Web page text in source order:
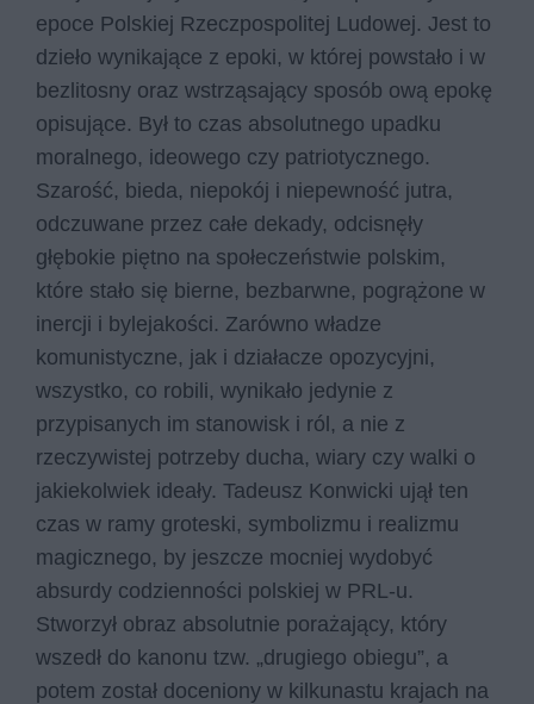
epoce Polskiej Rzeczpospolitej Ludowej. Jest to
dzieło wynikające z epoki, w której powstało i w
bezlitosny oraz wstrząsający sposób ową epokę
opisujące. Był to czas absolutnego upadku
moralnego, ideowego czy patriotycznego.
Szarość, bieda, niepokój i niepewność jutra,
odczuwane przez całe dekady, odcisnęły
głębokie piętno na społeczeństwie polskim,
które stało się bierne, bezbarwne, pogrążone w
inercji i bylejakości. Zarówno władze
komunistyczne, jak i działacze opozycyjni,
wszystko, co robili, wynikało jedynie z
przypisanych im stanowisk i ról, a nie z
rzeczywistej potrzeby ducha, wiary czy walki o
jakiekolwiek ideały. Tadeusz Konwicki ujął ten
czas w ramy groteski, symbolizmu i realizmu
magicznego, by jeszcze mocniej wydobyć
absurdy codzienności polskiej w PRL-u.
Stworzył obraz absolutnie porażający, który
wszedł do kanonu tzw. „drugiego obiegu”, a
potem został doceniony w kilkunastu krajach na